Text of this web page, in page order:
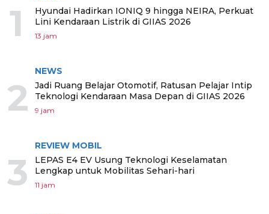
1
Hyundai Hadirkan IONIQ 9 hingga NEIRA, Perkuat
Lini Kendaraan Listrik di GIIAS 2026
13 jam
2
NEWS
Jadi Ruang Belajar Otomotif, Ratusan Pelajar Intip
Teknologi Kendaraan Masa Depan di GIIAS 2026
9 jam
3
REVIEW MOBIL
LEPAS E4 EV Usung Teknologi Keselamatan
Lengkap untuk Mobilitas Sehari-hari
11 jam